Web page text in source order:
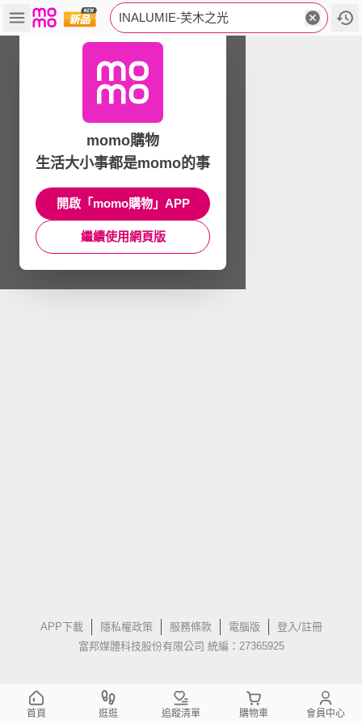
INALUMIE-芙木之光
APP下載 隱私權政策 服務條款 電腦版
登入/註冊
富邦媒體科技股份有限公司 統編：27365925
momo購物
生活大小事都是momo的事
開啟「momo購物」APP
繼續使用網頁版
首頁 逛逛 追蹤清單 購物車 會員中心